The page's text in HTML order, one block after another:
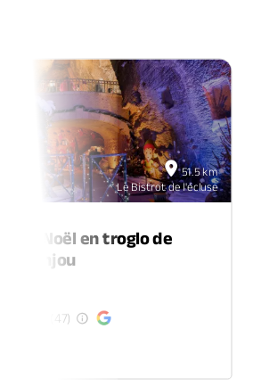
51.5 km
Le Bistrot de l'écluse
de Noël en troglo de
en-Anjou
(47)